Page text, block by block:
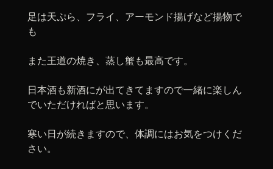
足は天ぷら、フライ、アーモンド揚げなど揚物で
も
また王道の焼き、蒸し蟹も最高です。
日本酒も新酒にが出てきてますので一緒に楽しん
でいただければと思います。
寒い日が続きますので、体調にはお気をつけくだ
さい。